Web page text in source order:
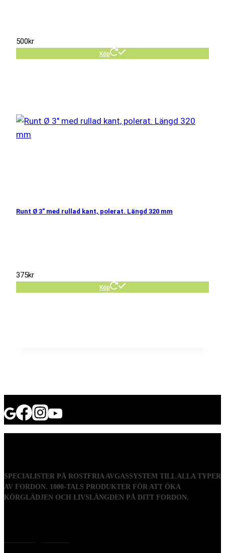
500kr
Köp
Runt Ø 3″ med rullad kant, polerat. Längd 320 mm
375kr
Köp
SPECIALISTER PÅ ROSTFRIA AVGASSYSTEM TILL ALLA TYPER
AV FORDON. 1000-TALS PRODUKTER FÖR ATT ÖKA
KÖRGLÄDJEN OCH LIVSLÄNGDEN PÅ DITT FORDON.